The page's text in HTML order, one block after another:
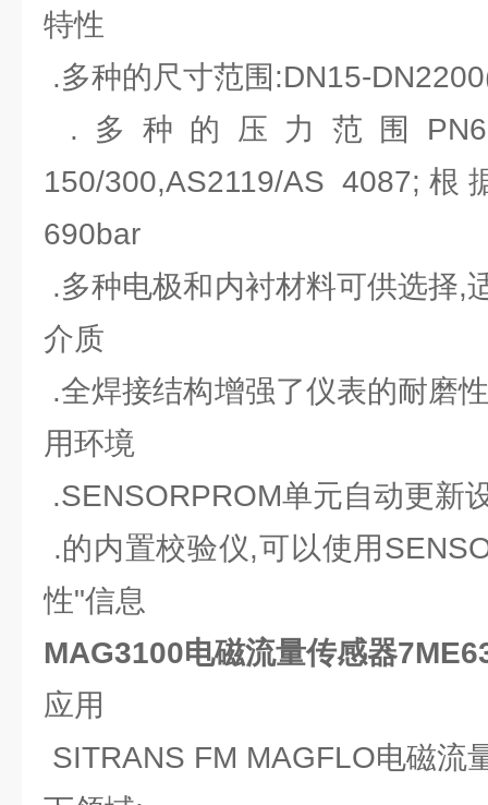
特性
.多种的尺寸范围:DN15-
.多种的压力范围PN6-
150/300,AS2119/AS 4087;
690bar
.多种电极和内衬材料可供选择,
介质
.全焊接结构增强了仪表的耐磨
用环境
.SENSORPROM单元自动更新
.的内置校验仪,可以使用
性"信息
MAG3100电磁流量传感器
应用
SITRANS FM MAGFLO电磁流